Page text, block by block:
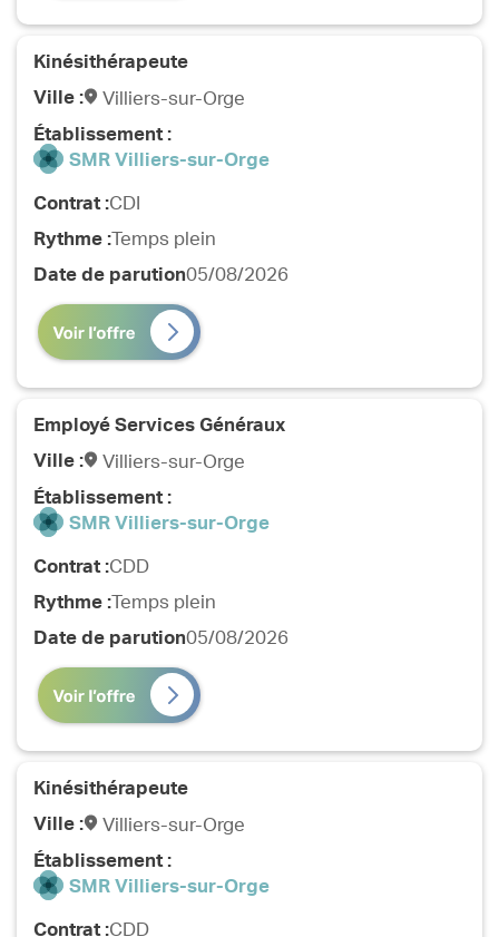
Kinésithérapeute
Ville :
Villiers-sur-Orge
Établissement :
SMR Villiers-sur-Orge
Contrat :CDI
Rythme :Temps plein
Date de parution05/08/2026
Employé Services Généraux
Ville :
Villiers-sur-Orge
Établissement :
SMR Villiers-sur-Orge
Contrat :CDD
Rythme :Temps plein
Date de parution05/08/2026
Kinésithérapeute
Ville :
Villiers-sur-Orge
Établissement :
SMR Villiers-sur-Orge
Contrat :CDD